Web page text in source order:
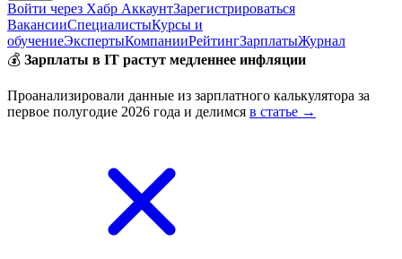
Войти через Хабр АккаунтЗарегистрироваться
ВакансииСпециалистыКурсы и
обучениеЭкспертыКомпанииРейтингЗарплатыЖурнал
💰 Зарплаты в IT растут медленнее инфляции
Проанализировали данные из зарплатного калькулятора за
первое полугодие 2026 года и делимся в статье →